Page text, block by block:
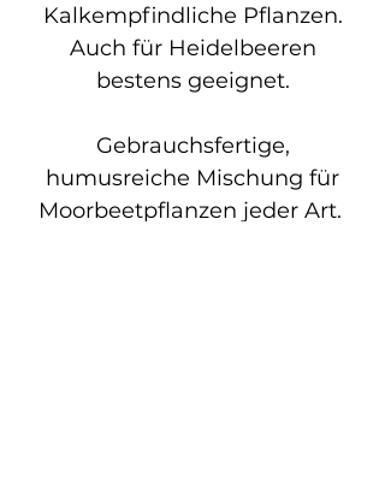
Kalkempfindliche Pflanzen.
Auch für Heidelbeeren
bestens geeignet.
Gebrauchsfertige,
humusreiche Mischung für
Moorbeetpflanzen jeder Art.